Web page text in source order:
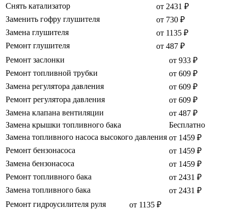
Снять катализатор
от 2431 ₽
Заменить гофру глушителя
от 730 ₽
Замена глушителя
от 1135 ₽
Ремонт глушителя
от 487 ₽
Ремонт заслонки
от 933 ₽
Ремонт топливной трубки
от 609 ₽
Замена регулятора давления
от 609 ₽
Ремонт регулятора давления
от 609 ₽
Замена клапана вентиляции
от 487 ₽
Замена крышки топливного бака
Бесплатно
Замена топливного насоса высокого давления от 1459 ₽
Ремонт бензонасоса
от 1459 ₽
Замена бензонасоса
от 1459 ₽
Ремонт топливного бака
от 2431 ₽
Замена топливного бака
от 2431 ₽
Ремонт гидроусилителя руля
от 1135 ₽